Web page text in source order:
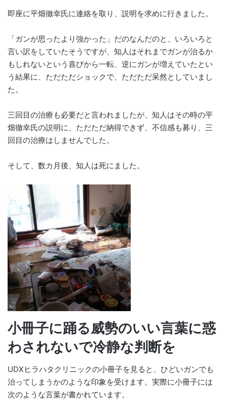
即座に平畑徹幸氏に連絡を取り、説明を求めに行きました。
「ガンが思ったより強かった」だのなんだのと、いろいろと
言い訳をしていたそうですが、知人はそれまでガンが治るか
もしれないという喜びから一転、逆にガンが増えていたとい
う結果に、ただただショックで、ただただ呆然としていまし
た。
三回目の治療も必要だと言われましたが、知人はその時の平
畑徹幸氏の説明に、ただただ納得できず、不信感も募り、三
回目の治療はしませんでした。
そして、数カ月後、知人は死にました。
小冊子に踊る威勢のいい言葉に惑
わされないで冷静な判断を
UDXヒラハタクリニックの小冊子を見ると、ひどいガンでも
治ってしまうかのような印象を受けます。実際に小冊子には
次のような言葉が書かれています。